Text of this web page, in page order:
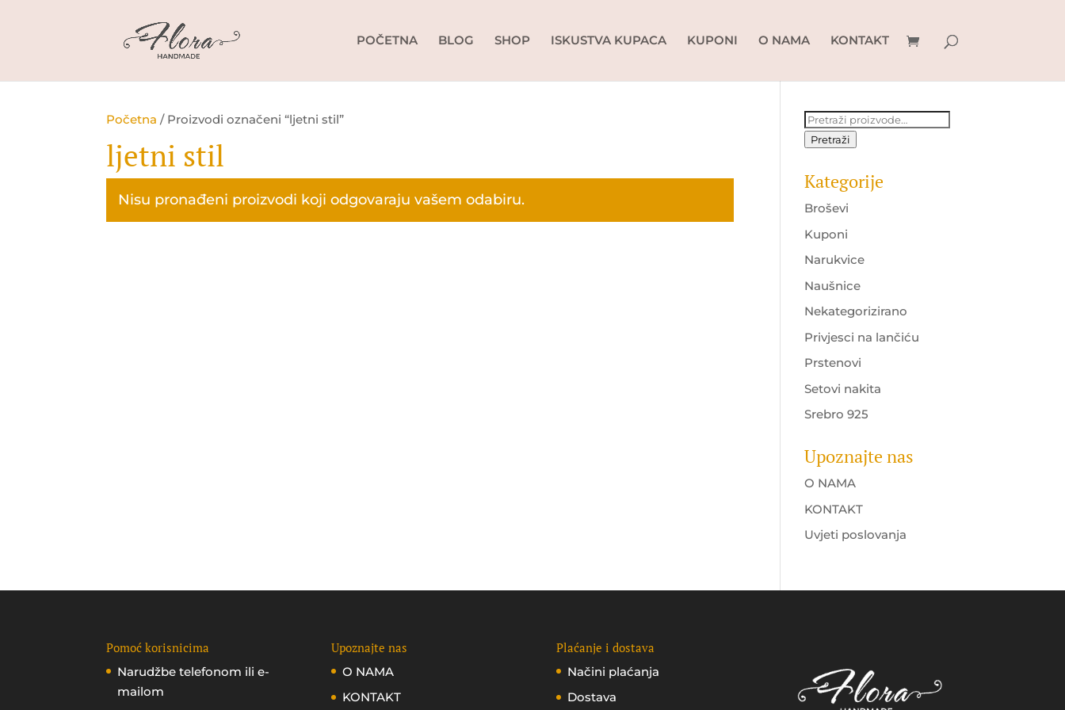
POČETNA BLOG SHOP ISKUSTVA KUPACA KUPONI O NAMA KONTAKT
Početna / Proizvodi označeni “ljetni stil”
ljetni stil
Nisu pronađeni proizvodi koji odgovaraju vašem odabiru.
Pretraži:
Pretraži
Kategorije
Broševi
Kuponi
Narukvice
Naušnice
Nekategorizirano
Privjesci na lančiću
Prstenovi
Setovi nakita
Srebro 925
Upoznajte nas
O NAMA
KONTAKT
Uvjeti poslovanja
Pomoć korisnicima
Narudžbe telefonom ili e-
mailom
Upoznajte nas
O NAMA
KONTAKT
Plaćanje i dostava
Načini plaćanja
Dostava